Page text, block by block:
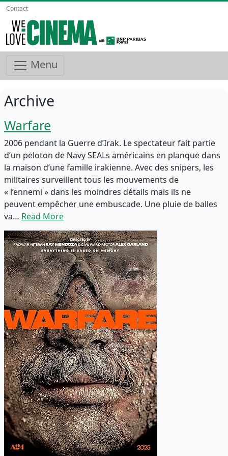
Contact
Menu
Archive
Warfare
2006 pendant la Guerre d’Irak. Le spectateur fait partie
d’un peloton de Navy SEALs américains en planque dans
la maison d’une famille irakienne. Avec des snipers, les
militaires surveillent tous les mouvements de
« l’ennemi » dans les moindres détails mais ils ne
peuvent empêcher une embuscade. Une pluie de balles
va… Read More